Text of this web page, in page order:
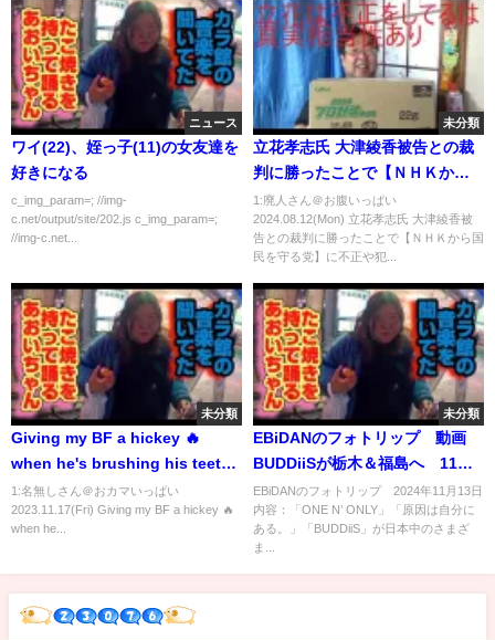
ニュース
ワイ(22)、姪っ子(11)の女友達を
好きになる
c_img_param=; //img-
c.net/output/site/202.js c_img_param=;
//img-c.net...
未分類
立花孝志氏 大津綾香被告との裁
判に勝ったことで【ＮＨＫから
国民を守る党】に不正や犯罪が
無かったことが裁判官により立
証できたと考えています。につ
1:廃人さん＠お腹いっぱい
2024.08.12(Mon) 立花孝志氏 大津綾香被
告との裁判に勝ったことで【ＮＨＫから国
民を守る党】に不正や犯...
未分類
Giving my BF a hickey 🔥
when he's brushing his teeth
prank 😂 BL #couple #gay #bl
#hickey
1:名無しさん＠おカマいっぱい
2023.11.17(Fri) Giving my BF a hickey 🔥
when he...
未分類
EBiDANのフォトリップ 動画
BUDDiiSが栃木＆福島へ 11月
13日
EBiDANのフォトリップ 2024年11月13日
内容：「ONE N’ ONLY」「原因は自分に
ある。」「BUDDiiS」が日本中のさまざ
ま...